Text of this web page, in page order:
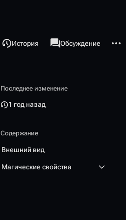
История associated-pages
Статья
Обсуждение
Последнее изменение
1 год назад
Содержание
Внешний вид
Магические свойства